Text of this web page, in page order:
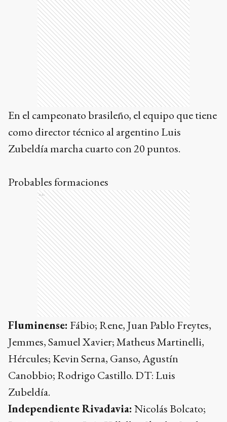
En el campeonato brasileño, el equipo que tiene
como director técnico al argentino Luis
Zubeldía marcha cuarto con 20 puntos.
Probables formaciones
Ads
Fluminense: Fábio; Rene, Juan Pablo Freytes,
Jemmes, Samuel Xavier; Matheus Martinelli,
Hércules; Kevin Serna, Ganso, Agustín
Canobbio; Rodrigo Castillo. DT: Luis
Zubeldía.
Independiente Rivadavia: Nicolás Bolcato;